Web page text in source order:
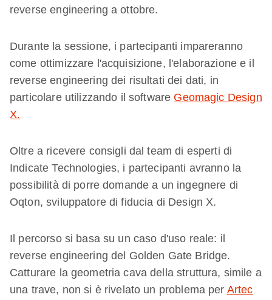
reverse engineering a ottobre.
Durante la sessione, i partecipanti impareranno
come ottimizzare l'acquisizione, l'elaborazione e il
reverse engineering dei risultati dei dati, in
particolare utilizzando il software Geomagic Design
X.
Oltre a ricevere consigli dal team di esperti di
Indicate Technologies, i partecipanti avranno la
possibilità di porre domande a un ingegnere di
Oqton, sviluppatore di fiducia di Design X.
Il percorso si basa su un caso d'uso reale: il
reverse engineering del Golden Gate Bridge.
Catturare la geometria cava della struttura, simile a
una trave, non si è rivelato un problema per Artec